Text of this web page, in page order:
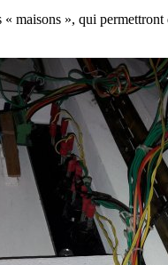
maisons », qui